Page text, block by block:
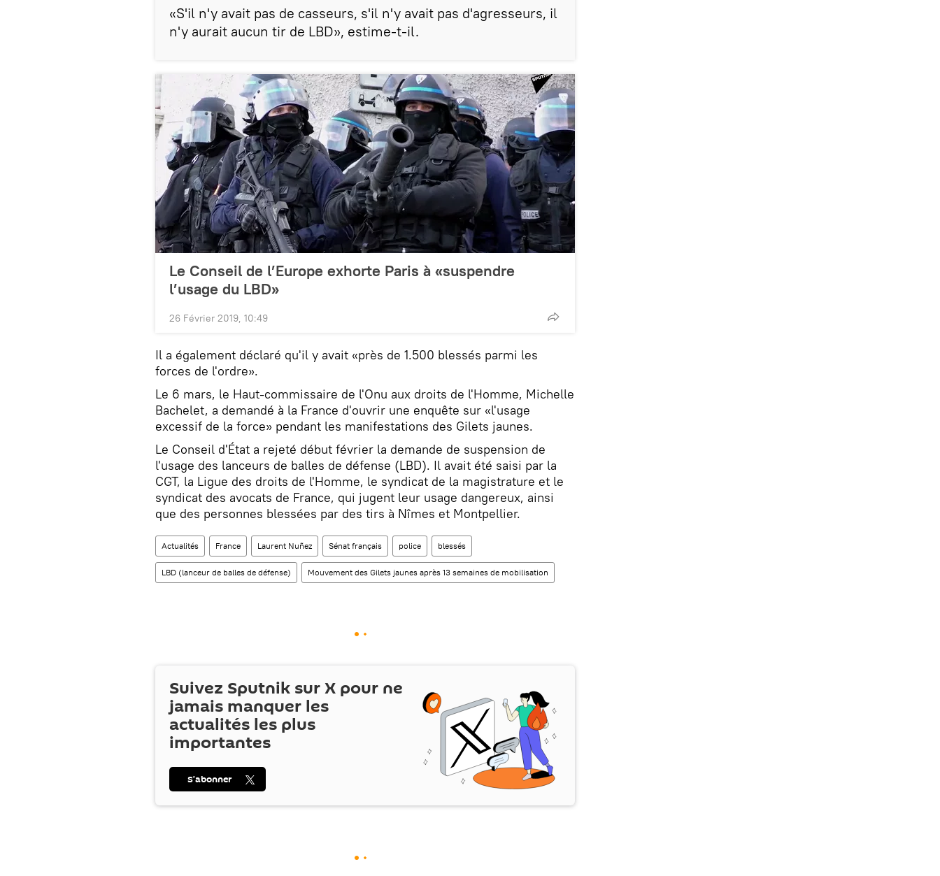
«S'il n'y avait pas de casseurs, s'il n'y avait pas d'agresseurs, il
n'y aurait aucun tir de LBD», estime-t-il.
Le Conseil de l’Europe exhorte Paris à «suspendre
l’usage du LBD»
26 Février 2019, 10:49
Il a également déclaré qu'il y avait «près de 1.500 blessés parmi les
forces de l'ordre».
Le 6 mars, le Haut-commissaire de l'Onu aux droits de l'Homme, Michelle
Bachelet, a demandé à la France d'ouvrir une enquête sur «l'usage
excessif de la force» pendant les manifestations des Gilets jaunes.
Le Conseil d'État a rejeté début février la demande de suspension de
l'usage des lanceurs de balles de défense (LBD). Il avait été saisi par la
CGT, la Ligue des droits de l'Homme, le syndicat de la magistrature et le
syndicat des avocats de France, qui jugent leur usage dangereux, ainsi
que des personnes blessées par des tirs à Nîmes et Montpellier.
Actualités France Laurent Nuñez Sénat français police blessés
LBD (lanceur de balles de défense) Mouvement des Gilets jaunes après 13 semaines de mobilisation
Suivez Sputnik surX pour ne
jamais manquer les
actualités les plus
importantes
S’abonner